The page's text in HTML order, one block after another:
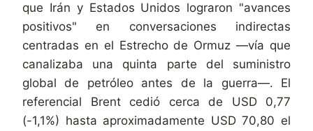
que Irán y Estados Unidos lograron "avances
positivos" en conversaciones indirectas
centradas en el Estrecho de Ormuz —vía que
canalizaba una quinta parte del suministro
global de petróleo antes de la guerra—. El
referencial Brent cedió cerca de USD 0,77
(-1,1%) hasta aproximadamente USD 70,80 el